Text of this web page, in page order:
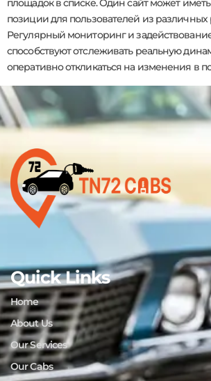
площадок в списке. Один сайт может
позиции для пользователей из различных
Регулярный мониторинг и
способствуют отслеживать реальную
оперативно откликаться на изменения в
Quick Links
Home
About Us
Our Services
Our Cabs